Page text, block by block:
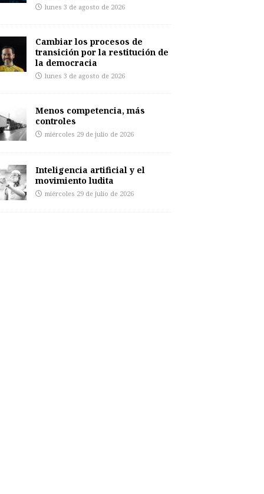
lunes 3 de agosto de 2026
Cambiar los procesos de
transición por la restitución de
la democracia
lunes 3 de agosto de 2026
Menos competencia, más
controles
miércoles 29 de julio de 2026
Inteligencia artificial y el
movimiento ludita
miércoles 29 de julio de 2026